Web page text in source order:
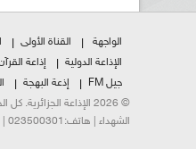
الواجهة القناة الأولى
الإذاعة الدولية
إذاعة
جيل FM
إذعة البهجة
الشهداء | هاتف:023500301 | فاكس:021230823/25